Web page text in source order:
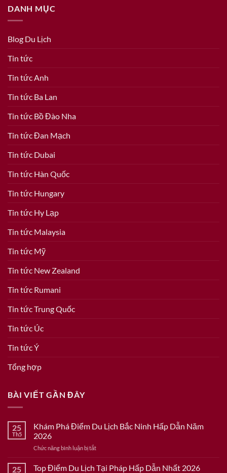
DANH MỤC
Blog Du Lịch
Tin tức
Tin tức Anh
Tin tức Ba Lan
Tin tức Bồ Đào Nha
Tin tức Đan Mạch
Tin tức Dubai
Tin tức Hàn Quốc
Tin tức Hungary
Tin tức Hy Lạp
Tin tức Malaysia
Tin tức Mỹ
Tin tức New Zealand
Tin tức Rumani
Tin tức Trung Quốc
Tin tức Úc
Tin tức Ý
Tổng hợp
BÀI VIẾT GẦN ĐÂY
25
Th5
Khám Phá Điểm Du Lịch Bắc Ninh Hấp Dẫn Năm
2026
Chức năng bình luận bị tắtở
Phá
25 Top Điểm Du Lịch Tại Pháp Hấp Dẫn Nhất 2026